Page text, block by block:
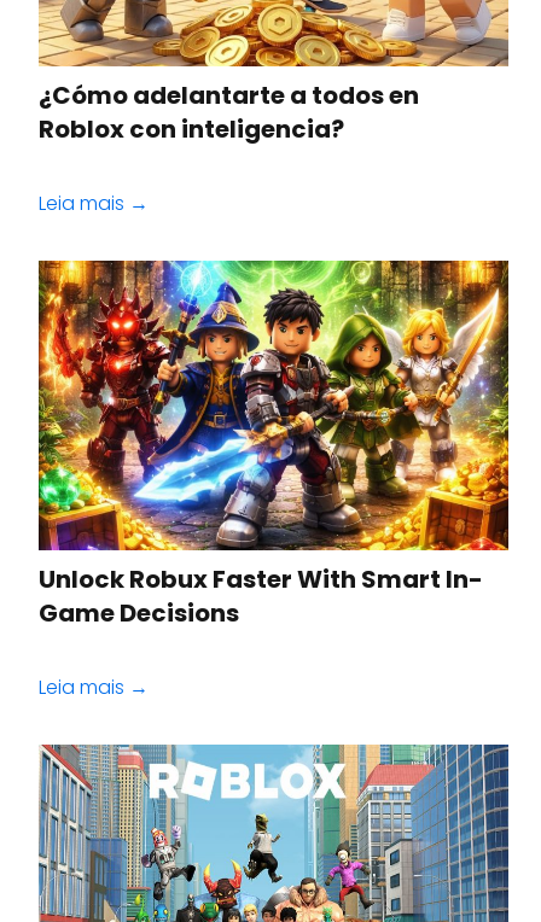
¿Cómo adelantarte a todos en
Roblox con inteligencia?
Leia mais →
Unlock Robux Faster With Smart In-
Game Decisions
Leia mais →